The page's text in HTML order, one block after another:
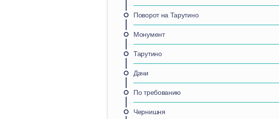
Поворот на Тарутино
Монумент
Тарутино
Дачи
По требованию
Чернишня